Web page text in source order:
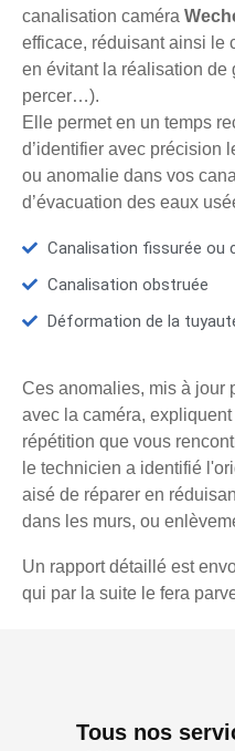
canalisation caméra
efficace, réduisant ainsi le
en évitant la réalisation de
percer…).
Elle permet en un temps
d’identifier avec précision
ou anomalie dans vos
d’évacuation des eaux
Canalisation fissurée ou
Canalisation obstruée
Déformation de la
Ces anomalies, mis à jour
avec la caméra,
répétition que vous
le technicien a identifié
aisé de réparer en
dans les murs, ou
Un rapport détaillé est
qui par la suite le fera
Tous nos